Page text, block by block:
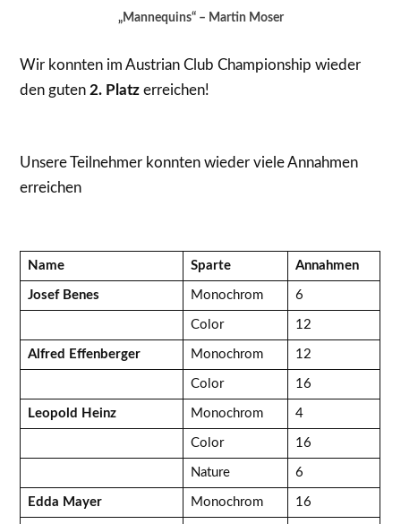
„Mannequins“ – Martin Moser
Wir konnten im Austrian Club Championship wieder
den guten 2. Platz erreichen!
Unsere Teilnehmer konnten wieder viele Annahmen
erreichen
Name Sparte Annahmen
Josef Benes Monochrom 6
Color 12
Alfred Effenberger Monochrom 12
Color 16
Leopold Heinz Monochrom 4
Color 16
Nature 6
Edda Mayer Monochrom 16